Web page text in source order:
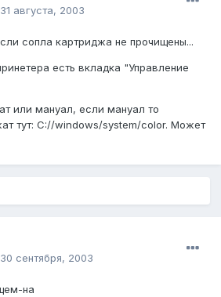
31 августа, 2003
сопла картриджа не прочищены...
есть вкладка "Управление
или мануал, если мануал то
тут: C://windows/system/color. Может
30 сентября, 2003
на